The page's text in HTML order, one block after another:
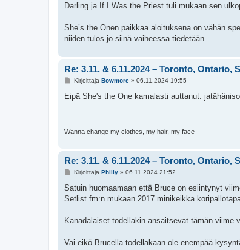
t
Darling ja If I Was the Priest tuli mukaan sen
She’s the Onen paikkaa aloituksena on vähän
niiden tulos jo siinä vaiheessa tiedetään.
Re: 3.11. & 6.11.2024 – Toronto, Ontario,
V
e
s
Kirjoittaja Bowmore» 06.11.2024 19:55
Eipä She's the One kamalasti auttanut.
Wanna change my clothes, my hair, my face
Re: 3.11. & 6.11.2024 – Toronto, Ontario,
V
e
t
Kirjoittaja Philly» 06.11.2024 21:52
Satuin huomaamaan että Bruce on esiintynyt
Setlist.fm:n mukaan 2017 minikeikka
Kanadalaiset todellakin ansaitsevat tämän viime
Vai eikö Brucella todellakaan ole enempää